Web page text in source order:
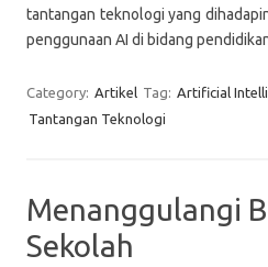
tantangan teknologi yang
penggunaan AI di bidang
Category: Artikel Tag: Artificial
Tantangan Teknologi
Menanggulangi
Sekolah